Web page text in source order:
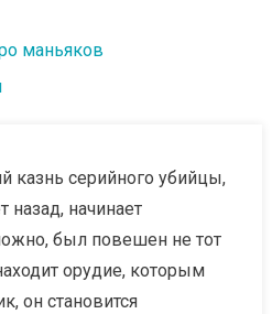
маньяков
казнь серийного убийцы,
назад, начинает
был повешен не тот
орудие, которым
он становится